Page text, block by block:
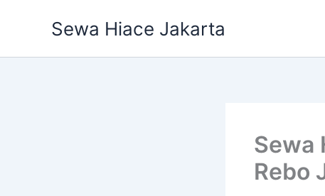
Sewa Hiace Jakarta
Sewa
Rebo